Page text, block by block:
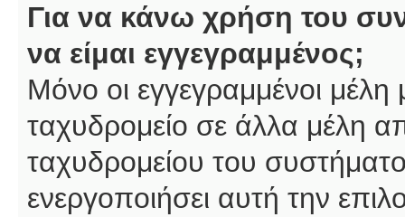
Για να κάνω χρήση του
να είμαι εγγεγραμμένος;
Μόνο οι εγγεγραμμένοι
ταχυδρομείο σε άλλα μέλη
ταχυδρομείου του
ενεργοποιήσει αυτή την